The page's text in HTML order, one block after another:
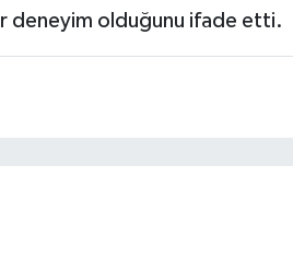
deneyim olduğunu ifade etti.